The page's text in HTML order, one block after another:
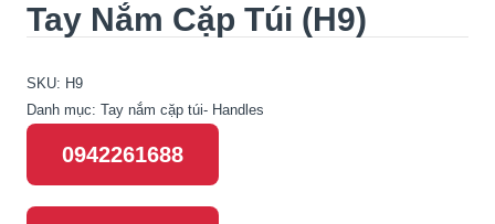
Tay Nắm Cặp Túi (H9)
SKU: H9
Danh mục: Tay nắm cặp túi- Handles
0942261688